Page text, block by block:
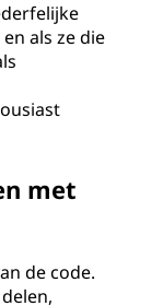
als ze die
met
de code.